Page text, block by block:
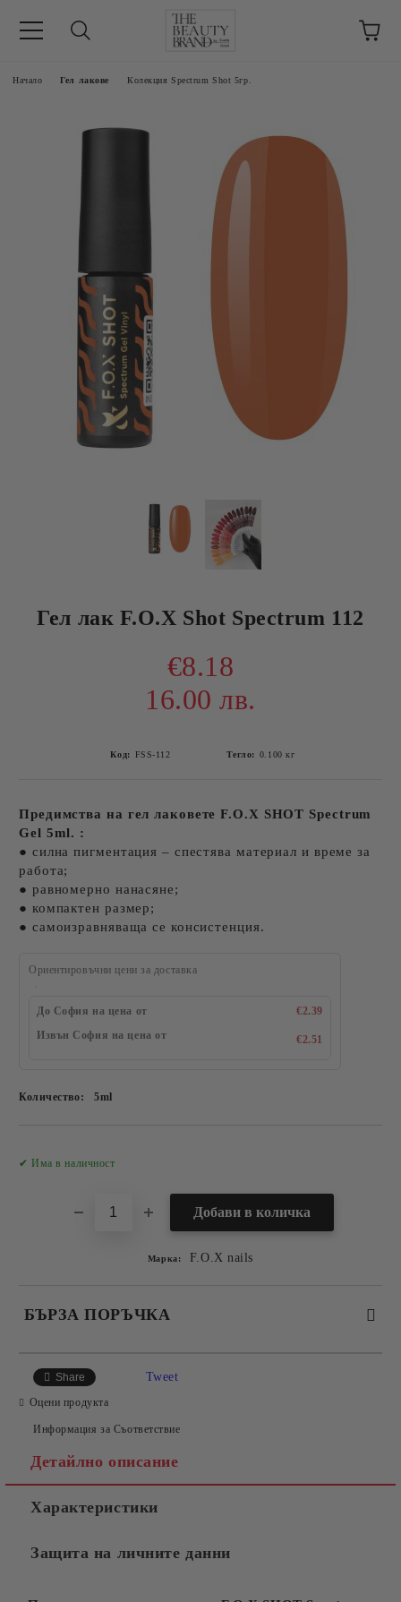
Начало Гел лакове Колекция Spectrum Shot 5гр.
Гел лак F.O.X Shot Spectrum 112
€8.18
16.00 лв.
Код: FSS-112 Тегло: 0.100 кг
Предимства на гел лаковете F.O.X SHOT Spectrum
Gel 5ml. :
● силна пигментация – спестява материал и време за
работа;
● равномерно нанасяне;
● компактен размер;
● самоизравняваща се консистенция.
Ориентировъчни цени за доставка
До София на цена от
€2.39
Извън София на цена от
€2.51
Количество: 5ml
✔ Има в наличност
Марка: F.O.X nails
БЪРЗА ПОРЪЧКА
Съгласен съм с
Ние ще се свържем с вас в рамките на работния ден.
Share Tweet
Оцени продукта
Информация за Съответствие
Детайлно описание
Характеристики
Защита на личните данни